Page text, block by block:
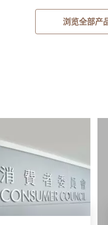
浏览全部产